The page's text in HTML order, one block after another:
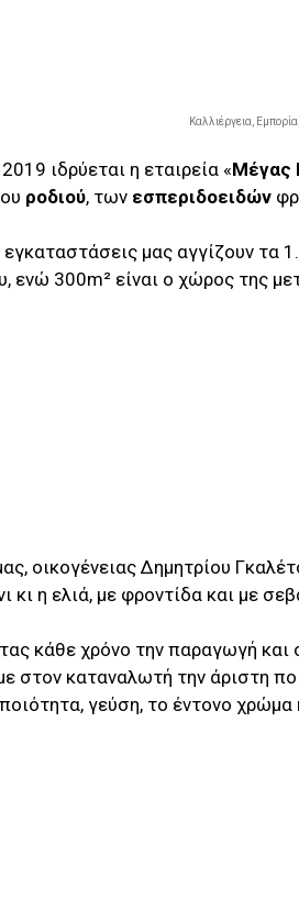
Καλλιέργεια,
ιδρύεται η εταιρεία «Μέγας
ροδιού, των εσπεριδοειδών
εγκαταστάσεις μας αγγίζουν
ενώ 300m² είναι ο χώρος της
οικογένειας Δημητρίου
κι η ελιά, με φροντίδα και με
κάθε χρόνο την παραγωγή και
στον καταναλωτή την άριστη
γεύση, το έντονο